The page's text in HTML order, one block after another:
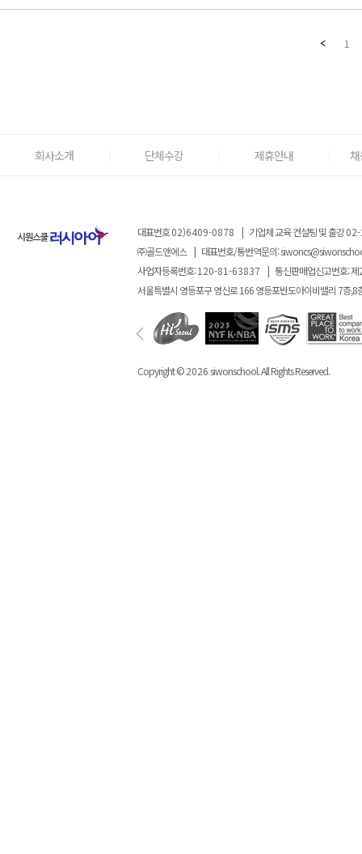
1
회사소개 단체수강 제휴안내
대표번호02)6409-0878 | 기업체 교육 컨설팅 및 출강
㈜골드앤에스 | 대표번호/통번역문의:
사업자등록번호:120-81-63837 | 통신판매업신고번호: 제
서울특별시 영등포구 영신로 166 영등포반도아이비밸리 7층,8
Copyright ©2026siwonschool. All Rights Reserved.